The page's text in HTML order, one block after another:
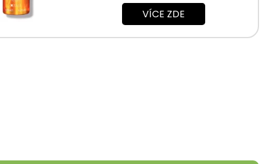
VÍCE ZDE